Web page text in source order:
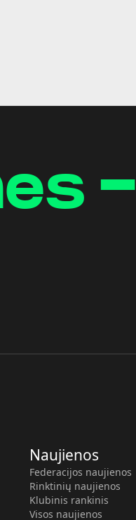
-
Naujienos
Federacijos naujienos
Rinktinių naujienos
Klubinis rankinis
Visos naujienos